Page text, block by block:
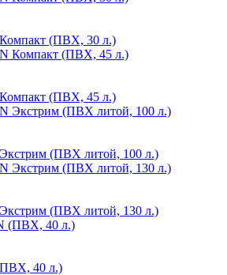
(ПВХ, 30 л.)
(ПВХ, 45 л.)
(ПВХ литой, 100 л.)
(ПВХ литой, 130 л.)
40 л.)